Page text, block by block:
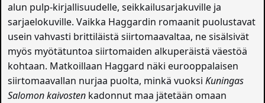
alun pulp-kirjallisuudelle, seikkailusarjakuville ja
sarjaelokuville. Vaikka Haggardin romaanit puolustavat
usein vahvasti brittiläistä siirtomaavaltaa, ne sisälsivät
myös myötätuntoa siirtomaiden alkuperäistä väestöä
kohtaan. Matkoillaan Haggard näki eurooppalaisen
siirtomaavallan nurjaa puolta, minkä vuoksiKuningas
Salomon kaivosten kadonnut maa jätetään omaan